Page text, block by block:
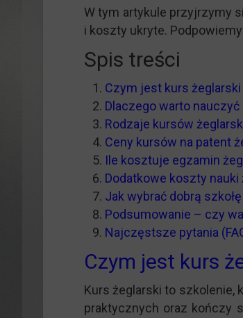
W tym artykule przyjrzymy
i koszty ukryte.
Spis treści
Czym jest kurs
Dlaczego warto nauczyć
Rodzaje kursów
Ceny kursów na patent
Ile kosztuje egzamin
Dodatkowe koszty
Jak wybrać dobrą
Podsumowanie – czy
Najczęstsze pytania
Czym jest kurs
Kurs żeglarski to szkolenie,
praktycznych oraz kończy